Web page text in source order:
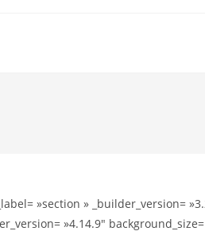
»section » _builder_version=
»4.14.9″